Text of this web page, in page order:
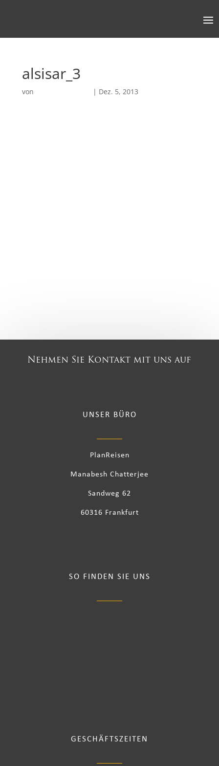
alsisar_3
von | Dez. 5, 2013
Nehmen Sie Kontakt mit uns auf
UNSER BÜRO
PlanReisen
Manabesh Chatterjee
Sandweg 62
60316 Frankfurt
SO FINDEN SIE UNS
GESCHÄFTSZEITEN